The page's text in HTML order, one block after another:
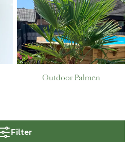
Outdoor Palmen
Filter